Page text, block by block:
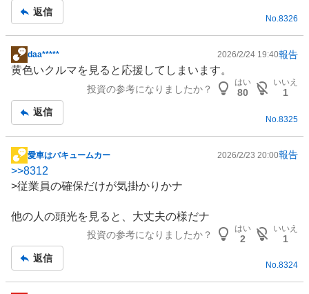
返信
No.8326
掲
示
事
daa***** 2026/2/24 19:40報告
黄色いクルマを見ると応援してしまいます。
投資の参考になりましたか？
はい
80
いいえ
1
返信
No. 8325
掲
示
板
事
愛車はバキュームカー 2026/2/23 20:00報告
>>8312
>従業員の確保だけが気掛かりかナ
他の人の頭光を見ると、大丈夫の様だナ
投資の参考になりましたか？
はい
2
いいえ
1
返信
No.8324